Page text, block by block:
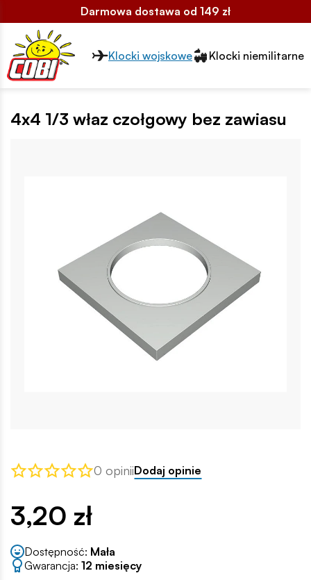
Darmowa dostawa od 149 zł
Przełącznik segmentów2
Klocki wojskowe Klocki niemilitarne
4x4 1/3 właz czołgowy bez zawiasu
0 opiniiDodaj opinie
3,20 zł
Dostępność: Mała
Gwarancja: 12 miesięcy